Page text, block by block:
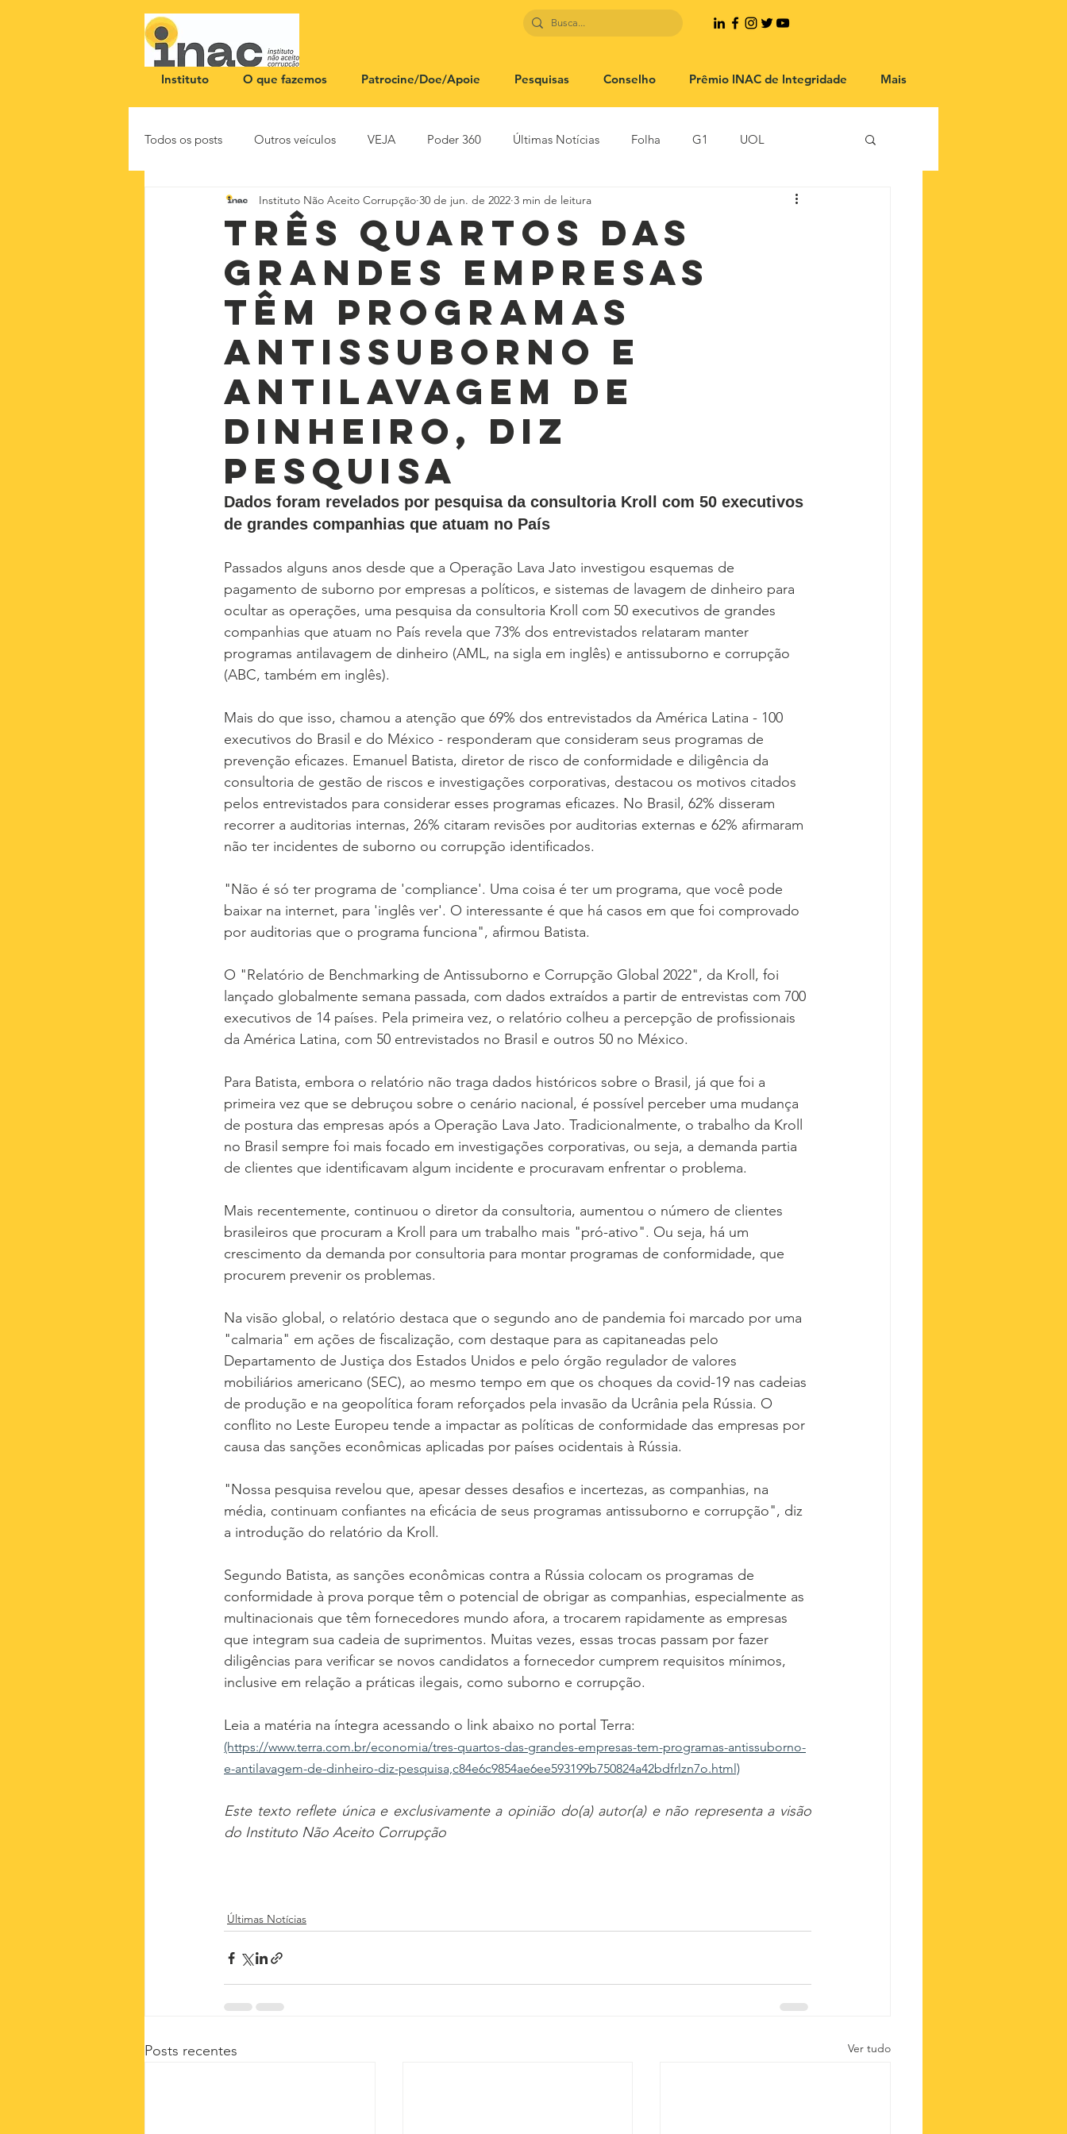
Instituto O que fazemos Patrocine/Doe/Apoie Pesquisas Conselho Prêmio INAC de Integridade Mais
Todos os posts Outros veículos VEJA Poder 360 Últimas Notícias Folha G1 UOL
NOTA PÚBLICA CEID SBT News Rádio Justiça Estadão
Três quartos das
grandes empresas
têm programas
antissuborno e
antilavagem de
dinheiro, diz
pesquisa
Instituto Não Aceito Corrupção 30 de jun. de 2022 3 min de leitura
Dados foram revelados por pesquisa da consultoria Kroll com 50 executivos
de grandes companhias que atuam no País
Passados alguns anos desde que a Operação Lava Jato investigou esquemas de
pagamento de suborno por empresas a políticos, e sistemas de lavagem de dinheiro para
ocultar as operações, uma pesquisa da consultoria Kroll com 50 executivos de grandes
companhias que atuam no País revela que 73% dos entrevistados relataram manter
programas antilavagem de dinheiro (AML, na sigla em inglês) e antissuborno e corrupção
(ABC, também em inglês).
Mais do que isso, chamou a atenção que 69% dos entrevistados da América Latina - 100
executivos do Brasil e do México - responderam que consideram seus programas de
prevenção eficazes. Emanuel Batista, diretor de risco de conformidade e diligência da
consultoria de gestão de riscos e investigações corporativas, destacou os motivos citados
pelos entrevistados para considerar esses programas eficazes. No Brasil, 62% disseram
recorrer a auditorias internas, 26% citaram revisões por auditorias externas e 62% afirmaram
não ter incidentes de suborno ou corrupção identificados.
"Não é só ter programa de 'compliance'. Uma coisa é ter um programa, que você pode
baixar na internet, para 'inglês ver'. O interessante é que há casos em que foi comprovado
por auditorias que o programa funciona", afirmou Batista.
O "Relatório de Benchmarking de Antissuborno e Corrupção Global 2022", da Kroll, foi
lançado globalmente semana passada, com dados extraídos a partir de entrevistas com 700
executivos de 14 países. Pela primeira vez, o relatório colheu a percepção de profissionais
da América Latina, com 50 entrevistados no Brasil e outros 50 no México.
Para Batista, embora o relatório não traga dados históricos sobre o Brasil, já que foi a
primeira vez que se debruçou sobre o cenário nacional, é possível perceber uma mudança
de postura das empresas após a Operação Lava Jato. Tradicionalmente, o trabalho da Kroll
no Brasil sempre foi mais focado em investigações corporativas, ou seja, a demanda partia
de clientes que identificavam algum incidente e procuravam enfrentar o problema.
Mais recentemente, continuou o diretor da consultoria, aumentou o número de clientes
brasileiros que procuram a Kroll para um trabalho mais "pró-ativo". Ou seja, há um
crescimento da demanda por consultoria para montar programas de conformidade, que
procurem prevenir os problemas.
Na visão global, o relatório destaca que o segundo ano de pandemia foi marcado por uma
"calmaria" em ações de fiscalização, com destaque para as capitaneadas pelo
Departamento de Justiça dos Estados Unidos e pelo órgão regulador de valores
mobiliários americano (SEC), ao mesmo tempo em que os choques da covid-19 nas cadeias
de produção e na geopolítica foram reforçados pela invasão da Ucrânia pela Rússia. O
conflito no Leste Europeu tende a impactar as políticas de conformidade das empresas por
causa das sanções econômicas aplicadas por países ocidentais à Rússia.
"Nossa pesquisa revelou que, apesar desses desafios e incertezas, as companhias, na
média, continuam confiantes na eficácia de seus programas antissuborno e corrupção", diz
a introdução do relatório da Kroll.
Segundo Batista, as sanções econômicas contra a Rússia colocam os programas de
conformidade à prova porque têm o potencial de obrigar as companhias, especialmente as
multinacionais que têm fornecedores mundo afora, a trocarem rapidamente as empresas
que integram sua cadeia de suprimentos. Muitas vezes, essas trocas passam por fazer
diligências para verificar se novos candidatos a fornecedor cumprem requisitos mínimos,
inclusive em relação a práticas ilegais, como suborno e corrupção.
Leia a matéria na íntegra acessando o link abaixo no portal Terra:
(https://www.terra.com.br/economia/tres-quartos-das-grandes-empresas-tem-programas-antissuborno-
e-antilavagem-de-dinheiro-diz-pesquisa,c84e6c9854ae6ee593199b750824a42bdfrlzn7o.html)
Este texto reflete única e exclusivamente a opinião do(a) autor(a) e não representa a visão
do Instituto Não Aceito Corrupção
Últimas Notícias
Posts recentes Ver tudo